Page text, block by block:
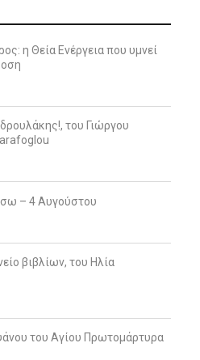
η Θεία Ενέργεια που υμνεί
του Γιώργου
– 4 Αυγούστου
βιβλίων, του Ηλία
του Αγίου Πρωτομάρτυρα